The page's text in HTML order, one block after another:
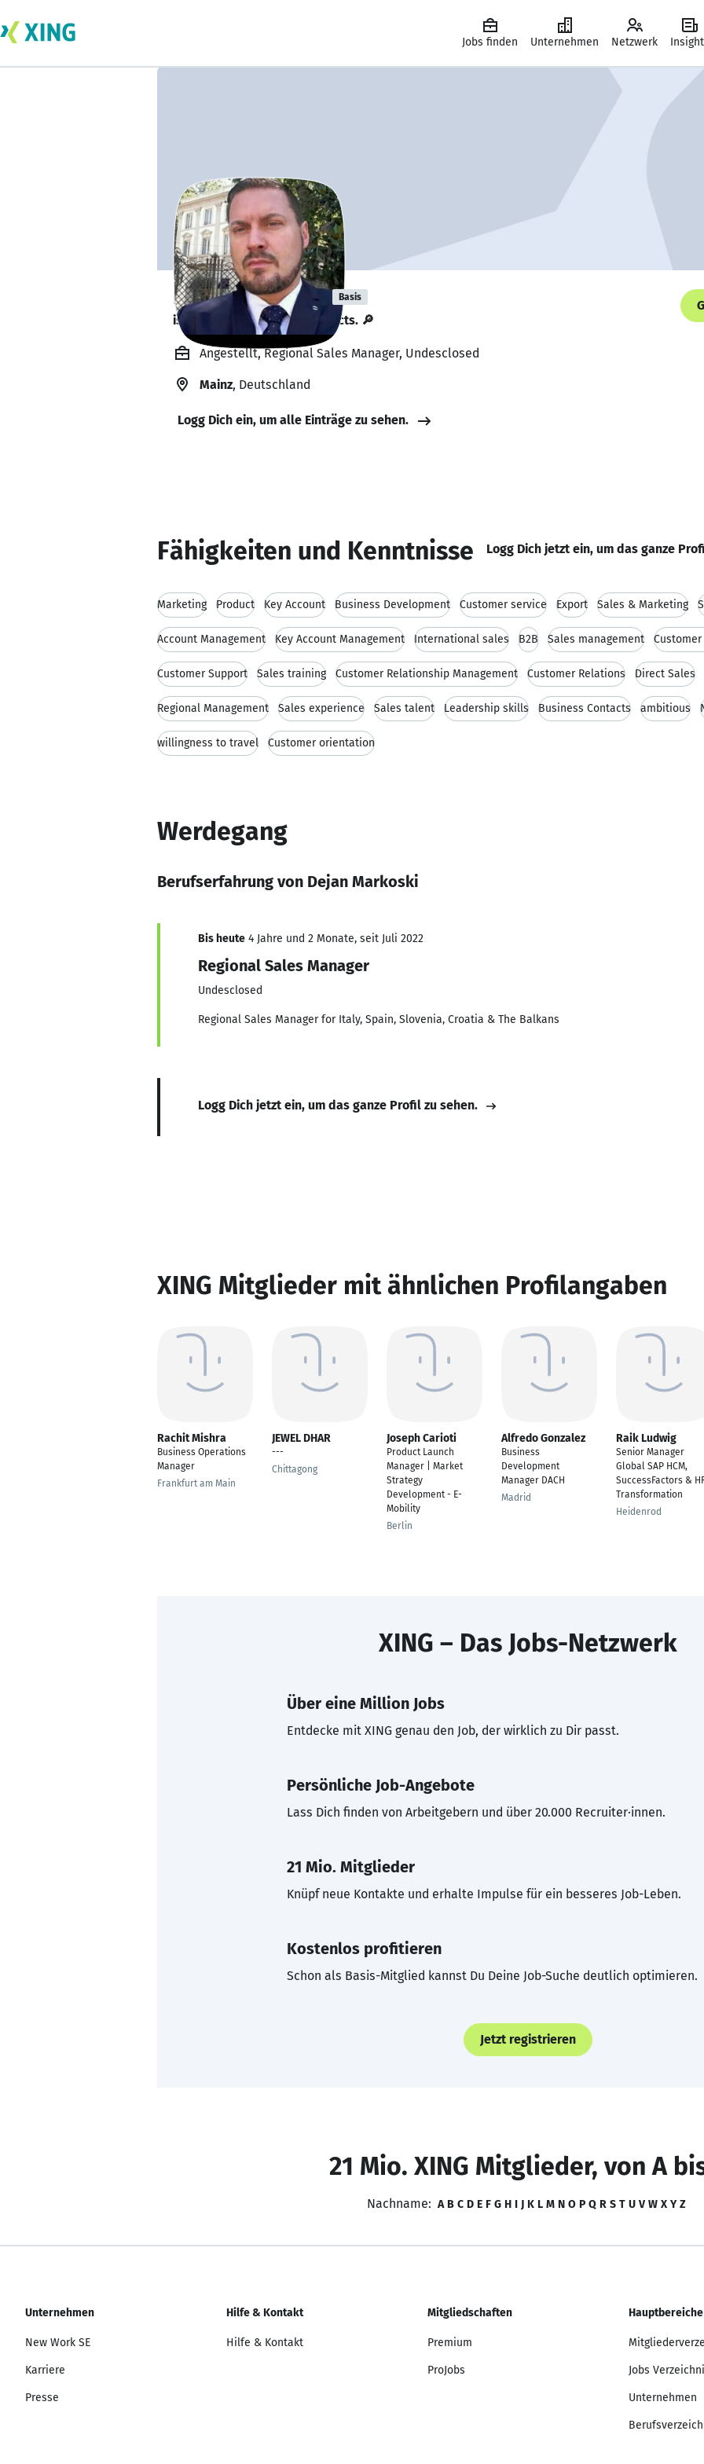
Jobs finden Unternehmen Netzwerk
Dejan Markoski Basis
is looking for freelance projects. 🔎
Angestellt, Regional Sales Manager, Undesclosed
Mainz, Deutschland
Logg Dich ein, um alle Einträge zu sehen.
Fähigkeiten und Kenntnisse Logg Dich jetzt ein, um das ganze
Marketing Product Key Account Business Development Customer service Export Sales & Marketing
Account Management Key Account Management International sales B2B Sales management
Customer Support Sales training Customer Relationship Management Customer Relations Direct Sales
Regional Management Sales experience Sales talent Leadership skills Business Contacts ambitious
willingness to travel Customer orientation
Werdegang
Berufserfahrung von Dejan Markoski
Bis heute 4 Jahre und 2 Monate, seit Juli 2022
Regional Sales Manager
Undesclosed
Regional Sales Manager for Italy, Spain, Slovenia, Croatia & The Balkans
Logg Dich jetzt ein, um das ganze Profil zu sehen.
XING Mitglieder mit ähnlichen Profilangaben
Rachit Mishra
Business Operations
Manager
Frankfurt am Main
JEWEL DHAR
---
Chittagong
Joseph Carioti
Product Launch
Manager | Market
Strategy
Development - E-
Mobility
Berlin
Alfredo Gonzalez
Business
Development
Manager DACH
Madrid
Raik Ludwig
Senior Manager
Global SAP HCM,
SuccessFactors &
Transformation
Heidenrod
XING – Das Jobs-Netzwerk
Über eine Million Jobs
Entdecke mit XING genau den Job, der wirklich zu Dir passt.
Persönliche Job-Angebote
Lass Dich finden von Arbeitgebern und über 20.000 Recruiter·innen.
21 Mio. Mitglieder
Knüpf neue Kontakte und erhalte Impulse für ein besseres Job-Leben.
Kostenlos profitieren
Schon als Basis-Mitglied kannst Du Deine Job-Suche deutlich optimieren.
Jetzt registrieren
21 Mio. XING Mitglieder, von A
Nachname: A B C D E F G H I J K L M N O P Q R S T U V W X Y Z
Unternehmen
New Work SE
Karriere
Presse
Hilfe & Kontakt
Hilfe & Kontakt
Mitgliedschaften
Premium
ProJobs
Hauptbereiche
Jobs
Unternehmen